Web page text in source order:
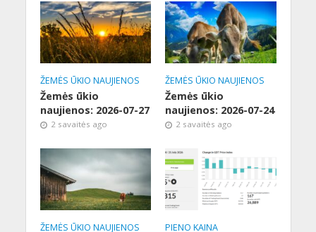
ŽEMĖS ŪKIO NAUJIENOS
Žemės ūkio
naujienos: 2026-07-27
2 savaitės ago
ŽEMĖS ŪKIO NAUJIENOS
Žemės ūkio
naujienos: 2026-07-24
2 savaitės ago
ŽEMĖS ŪKIO NAUJIENOS PIENO KAINA